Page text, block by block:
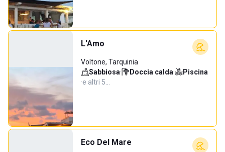
L'Amo
Voltone, Tarquinia
Sabbiosa· Doccia calda·
Piscina
·e altri 5…
Eco Del Mare